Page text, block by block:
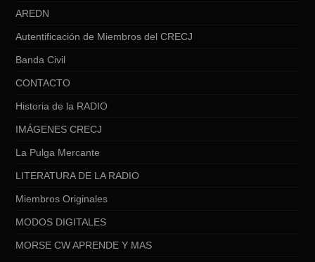
AREDN
Autentificación de Miembros del CRECJ
Banda Civil
CONTACTO
Historia de la RADIO
IMÁGENES CRECJ
La Pulga Mercante
LITERATURA DE LA RADIO
Miembros Originales
MODOS DIGITALES
MORSE CW APRENDE Y MAS